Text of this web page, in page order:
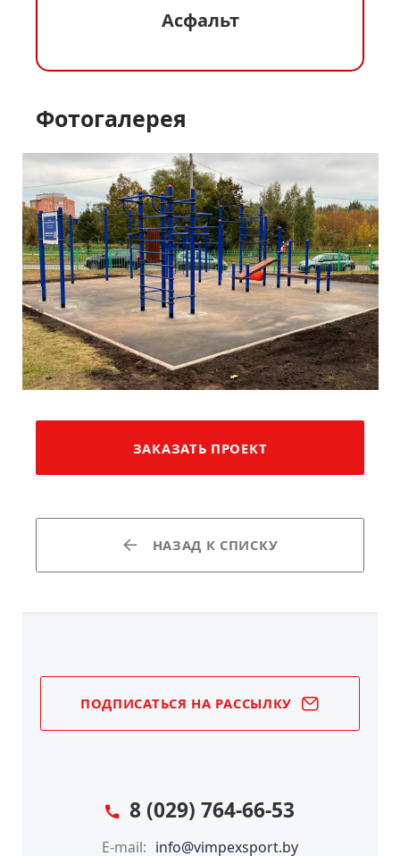
Асфальт
Фотогалерея
ЗАКАЗАТЬ ПРОЕКТ
НАЗАД К СПИСКУ
ПОДПИСАТЬСЯ НА РАССЫЛКУ
8 (029) 764-66-53
E-mail: info@vimpexsport.by